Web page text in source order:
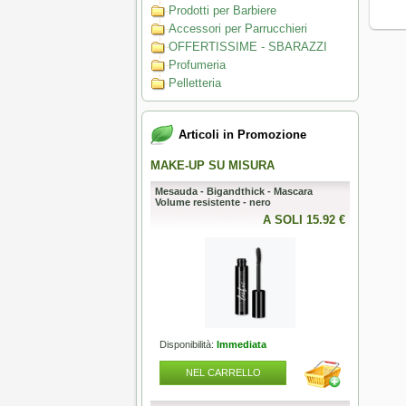
Prodotti per Barbiere
Accessori per Parrucchieri
OFFERTISSIME - SBARAZZI
Profumeria
Pelletteria
Articoli in Promozione
MAKE-UP SU MISURA
Mesauda - Bigandthick - Mascara
Volume resistente - nero
A SOLI 15.92 €
Disponibilità: Immediata
NEL CARRELLO